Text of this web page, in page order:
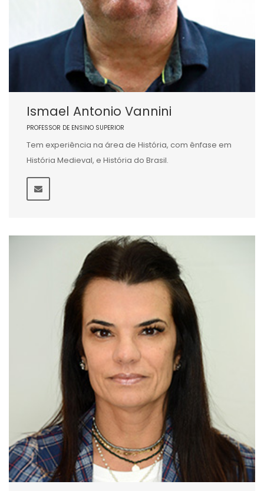
Ismael Antonio Vannini
PROFESSOR DE ENSINO SUPERIOR
Tem experiência na área de História, com ênfase em
História Medieval, e História do Brasil.